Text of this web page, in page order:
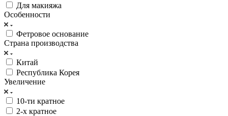
Для макияжа
Особенности
Фетровое основание
Страна производства
Китай
Республика Корея
Увеличение
10-ти кратное
2-х кратное